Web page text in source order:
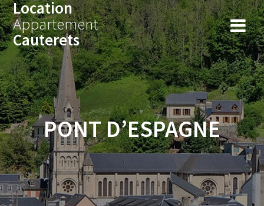
Skip
to
content
Location
Appartement
Cauterets
PONT D’ESPAGNE